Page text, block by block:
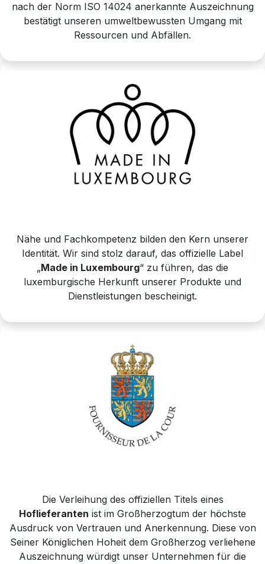
nach der Norm ISO 14024 anerkannte Auszeichnung
bestätigt unseren umweltbewussten Umgang mit
Ressourcen und Abfällen.
Nähe und Fachkompetenz bilden den Kern unserer
Identität. Wir sind stolz darauf, das offizielle Label
„Made in Luxembourg“ zu führen, das die
luxemburgische Herkunft unserer Produkte und
Dienstleistungen bescheinigt.
Die Verleihung des offiziellen Titels eines
Hoflieferanten ist im Großherzogtum der höchste
Ausdruck von Vertrauen und Anerkennung. Diese von
Seiner Königlichen Hoheit dem Großherzog verliehene
Auszeichnung würdigt unser Unternehmen für die